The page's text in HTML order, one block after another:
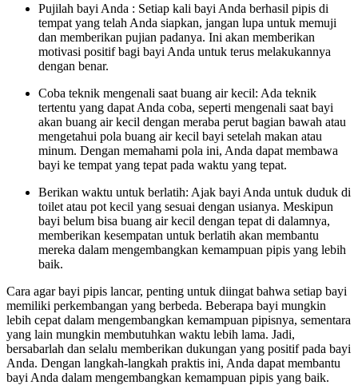
Pujilah bayi Anda : Setiap kali bayi Anda berhasil pipis di
tempat yang telah Anda siapkan, jangan lupa untuk memuji
dan memberikan pujian padanya. Ini akan memberikan
motivasi positif bagi bayi Anda untuk terus melakukannya
dengan benar.
Coba teknik mengenali saat buang air kecil: Ada teknik
tertentu yang dapat Anda coba, seperti mengenali saat bayi
akan buang air kecil dengan meraba perut bagian bawah atau
mengetahui pola buang air kecil bayi setelah makan atau
minum. Dengan memahami pola ini, Anda dapat membawa
bayi ke tempat yang tepat pada waktu yang tepat.
Berikan waktu untuk berlatih: Ajak bayi Anda untuk duduk di
toilet atau pot kecil yang sesuai dengan usianya. Meskipun
bayi belum bisa buang air kecil dengan tepat di dalamnya,
memberikan kesempatan untuk berlatih akan membantu
mereka dalam mengembangkan kemampuan pipis yang lebih
baik.
Cara agar bayi pipis lancar, penting untuk diingat bahwa setiap bayi
memiliki perkembangan yang berbeda. Beberapa bayi mungkin
lebih cepat dalam mengembangkan kemampuan pipisnya, sementara
yang lain mungkin membutuhkan waktu lebih lama. Jadi,
bersabarlah dan selalu memberikan dukungan yang positif pada bayi
Anda. Dengan langkah-langkah praktis ini, Anda dapat membantu
bayi Anda dalam mengembangkan kemampuan pipis yang baik.